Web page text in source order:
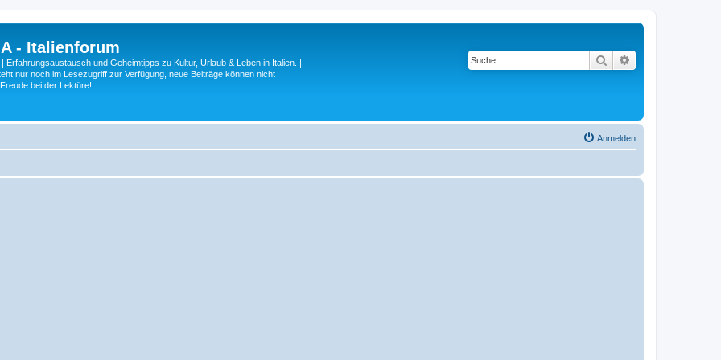
- Italienforum
Erfahrungsaustausch und Geheimtipps zu Kultur, Urlaub & Leben in Italien. |
nur noch im Lesezugriff zur Verfügung, neue Beiträge können nicht
bei der Lektüre!
Suche
Anmelden